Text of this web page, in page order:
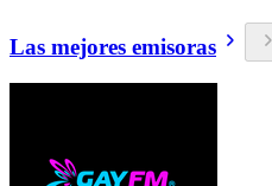
Las mejores emisoras